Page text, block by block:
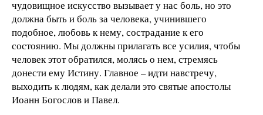
чудовищное искусство вызывает у нас боль, но это
должна быть и боль за человека, учинившего
подобное, любовь к нему, сострадание к его
состоянию. Мы должны прилагать все усилия, чтобы
человек этот обратился, молясь о нем, стремясь
донести ему Истину. Главное – идти навстречу,
выходить к людям, как делали это святые апостолы
Иоанн Богослов и Павел.